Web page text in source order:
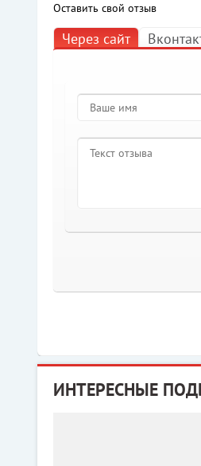
Оставить свой отзыв
Через сайт
ИНТЕРЕСНЫЕ